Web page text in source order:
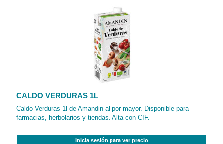
CALDO VERDURAS 1L
Caldo Verduras 1l de Amandin al por mayor. Disponible para
farmacias, herbolarios y tiendas. Alta con CIF.
Inicia sesión para ver precio